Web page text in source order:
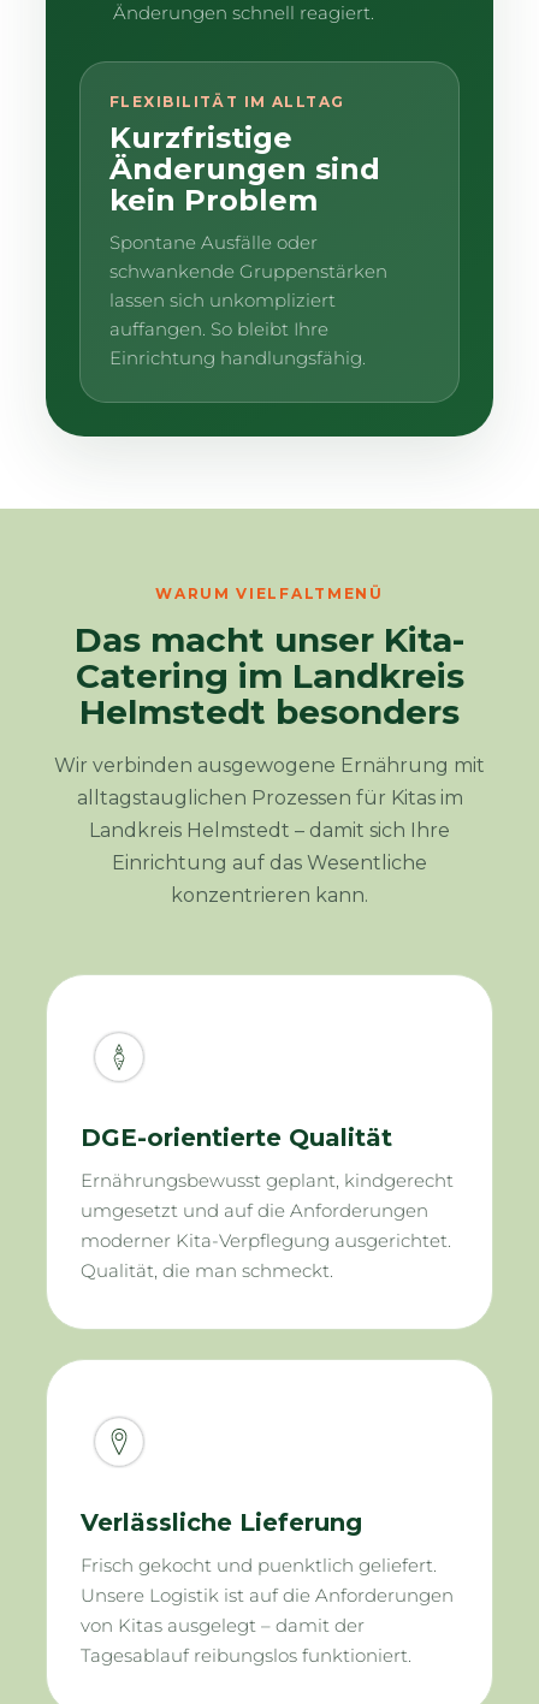
Änderungen schnell reagiert.
FLEXIBILITÄT IM ALLTAG
Kurzfristige
Änderungen sind
kein Problem
Spontane Ausfälle oder
schwankende Gruppenstärken
lassen sich unkompliziert
auffangen. So bleibt Ihre
Einrichtung handlungsfähig.
WARUM VIELFALTMENÜ
Das macht unser Kita-
Catering im Landkreis
Helmstedt besonders
Wir verbinden ausgewogene Ernährung mit
alltagstauglichen Prozessen für Kitas im
Landkreis Helmstedt – damit sich Ihre
Einrichtung auf das Wesentliche
konzentrieren kann.
DGE-orientierte Qualität
Ernährungsbewusst geplant, kindgerecht
umgesetzt und auf die Anforderungen
moderner Kita-Verpflegung ausgerichtet.
Qualität, die man schmeckt.
Verlässliche Lieferung
Frisch gekocht und puenktlich geliefert.
Unsere Logistik ist auf die Anforderungen
von Kitas ausgelegt – damit der
Tagesablauf reibungslos funktioniert.